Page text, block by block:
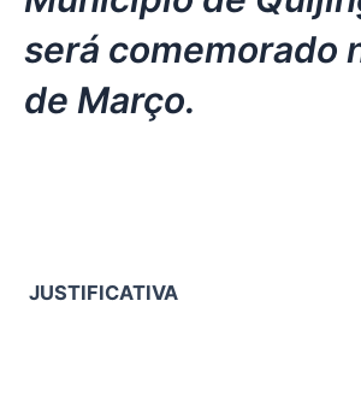
será comemorado
de Março.
JUSTIFICATIVA